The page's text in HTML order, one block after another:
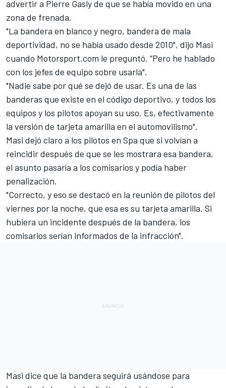
advertir a Pierre Gaslyde que se había movido en una
zona de frenada.
"La bandera en blanco y negro, bandera de mala
deportividad, no se había usado desde 2010", dijo Masi
cuando Motorsport.com le preguntó. “Pero he hablado
con los jefes de equipo sobre usarla".
"Nadie sabe por qué se dejó de usar. Es una de las
banderas que existe en el código deportivo, y todos los
equipos y los pilotos apoyan su uso. Es, efectivamente
la versión de tarjeta amarilla en el automovilismo".
Masi dejó claro a los pilotos en Spa que si volvían a
reincidir después de que se les mostrara esa bandera,
el asunto pasaría a los comisarios y podía haber
penalización.
"Correcto, y eso se destacó en la reunión de pilotos del
viernes por la noche, que esa es su tarjeta amarilla. Si
hubiera un incidente después de la bandera, los
comisarios serían informados de la infracción".
Masi dice que la bandera seguirá usándose para